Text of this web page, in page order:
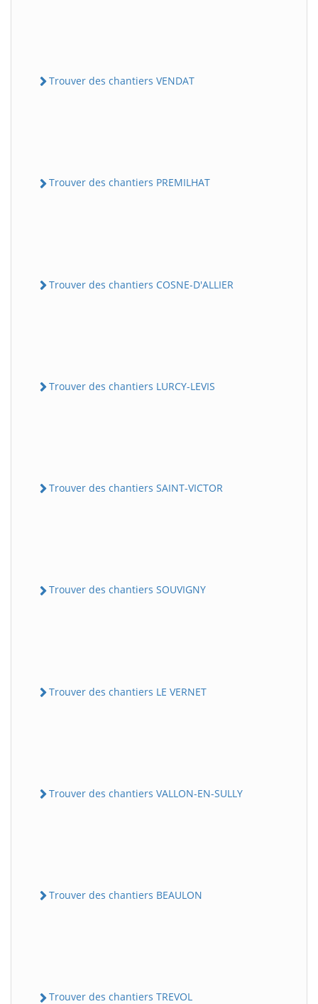
Trouver des chantiers VENDAT
Trouver des chantiers PREMILHAT
Trouver des chantiers COSNE-D'ALLIER
Trouver des chantiers LURCY-LEVIS
Trouver des chantiers SAINT-VICTOR
Trouver des chantiers SOUVIGNY
Trouver des chantiers LE VERNET
Trouver des chantiers VALLON-EN-SULLY
Trouver des chantiers BEAULON
Trouver des chantiers TREVOL